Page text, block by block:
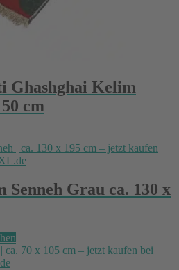
Ghashghai Kelim
cm
Senneh Grau ca. 130 x